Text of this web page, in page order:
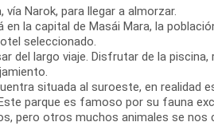
vía Narok, para llegar a almorzar.
la capital de Masái Mara, la
seleccionado.
del largo viaje. Disfrutar de la piscina,
situada al suroeste, en realidad
parque es famoso por su fauna
pero otros muchos animales se nos